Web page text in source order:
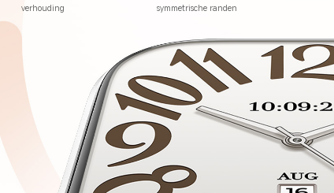
verhouding
symmetrische randen